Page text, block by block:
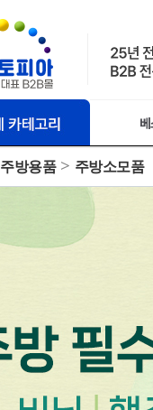
주방용품 주방소모품